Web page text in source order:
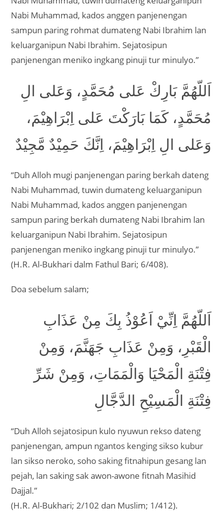
Nabi Muhammad, kados anggen panjenengan
sampun paring rohmat dumateng Nabi Ibrahim lan
keluarganipun Nabi Ibrahim. Sejatosipun
panjenengan meniko ingkang pinuji tur minulyo.”
اَللّهُمَّ بَارِكْ عَلى مُحَمَّدٍ، وَعَلى الِ
مُحَمَّدٍ، كَمَا بَارَكْتَ عَلى اِبْرَاهِيْمَ،
وَعَلى الِ اِبْرَاهِيْمَ، اِنَّكَ حَمِيْدٌ مَّجِيْدٌ
“Duh Alloh mugi panjenengan paring berkah dateng
Nabi Muhammad, tuwin dumateng keluarganipun
Nabi Muhammad, kados anggen panjenengan
sampun paring berkah dumateng Nabi Ibrahim lan
keluarganipun Nabi Ibrahim. Sejatosipun
panjenengan meniko ingkang pinuji tur minulyo.”
(H.R. Al-Bukhari dalm Fathul Bari; 6/408).
Doa sebelum salam;
اَللّهُمَّ اِنِّيْ اَعُوْذُ بِكَ مِنْ عَذَابِ
الْقَبْرِ، وَمِنْ عَذَابِ جَهَنَّمَ، وَمِنْ
فِتْنَةِ الْمَحْيَا وَالْمَمَاتِ، وَمِنْ شَرِّ
فِتْنَةِ الْمَسِيْحِ الدَّجَّالِ
“Duh Alloh sejatosipun kulo nyuwun rekso dateng
panjenengan, ampun ngantos kenging sikso kubur
lan sikso neroko, soho saking fitnahipun gesang lan
pejah, lan saking sak awon-awone fitnah Masihid
Dajjal.”
(H.R. Al-Bukhari; 2/102 dan Muslim; 1/412).